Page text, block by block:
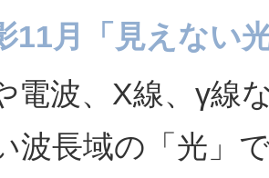
11月「見えない
電波、X線、γ線
波長域の「光」